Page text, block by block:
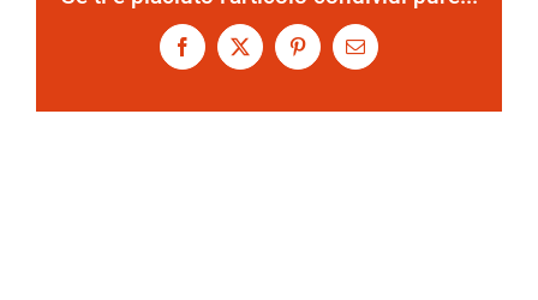
Facebook
X PinterestEmail